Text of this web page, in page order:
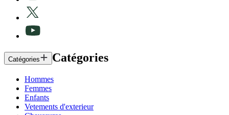
Catégories Catégories
Hommes
Femmes
Enfants
Vetements d'exterieur